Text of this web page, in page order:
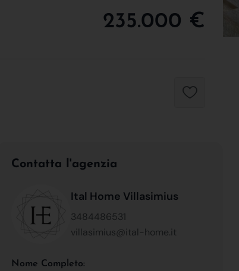
235.000 €
Contatta l'agenzia
Ital Home Villasimius
3484486531
villasimius@ital-home.it
Nome Completo: